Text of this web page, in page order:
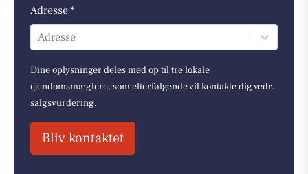
Adresse *
Adresse
Dine oplysninger deles med op til tre lokale
ejendomsmæglere, som efterfølgende vil kontakte dig vedr.
salgsvurdering.
Bliv kontaktet